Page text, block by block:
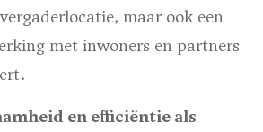
maar ook een
met inwoners en partners
en efficiëntie als